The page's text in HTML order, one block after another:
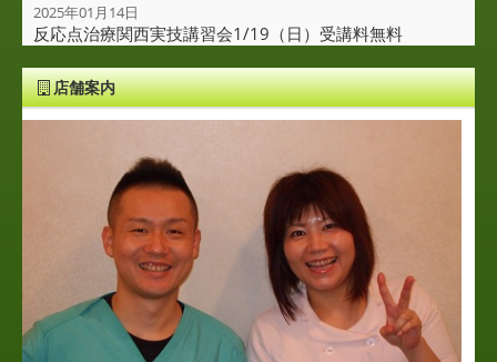
2025年01月14日
反応点治療関西実技講習会1/19（日）受講料無料
店舗案内